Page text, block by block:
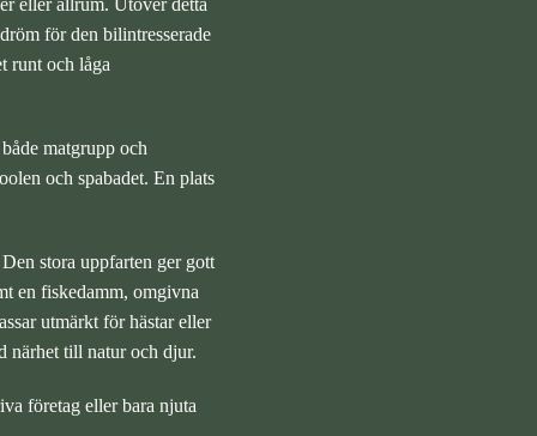
eller allrum. Utöver detta
för den bilintresserade
runt och låga
matgrupp och
och spabadet. En plats
stora uppfarten ger gott
en fiskedamm, omgivna
utmärkt för hästar eller
närhet till natur och djur.
företag eller bara njuta